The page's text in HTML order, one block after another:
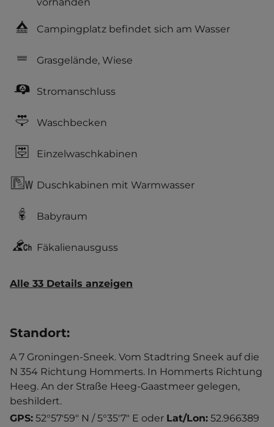
Campingplatz befindet sich am Wasser
Grasgelände, Wiese
Stromanschluss
Waschbecken
Einzelwaschkabinen
Duschkabinen mit Warmwasser
Babyraum
Fäkalienausguss
Alle 33 Details anzeigen
Standort:
A 7 Groningen-Sneek. Vom Stadtring Sneek auf die
N 354 Richtung Hommerts. In Hommerts Richtung
Heeg. An der Straße Heeg-Gaastmeer gelegen,
beshildert.
GPS: 52°57'59" N / 5°35'7" E oder Lat/Lon: 52.966389